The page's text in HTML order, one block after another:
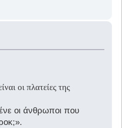
οι πλατείες της
οι άνθρωποι που